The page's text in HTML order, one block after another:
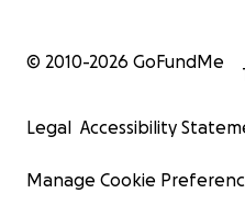
© 2010-2026 GoFundMe
Legal Accessibility
Manage Cookie